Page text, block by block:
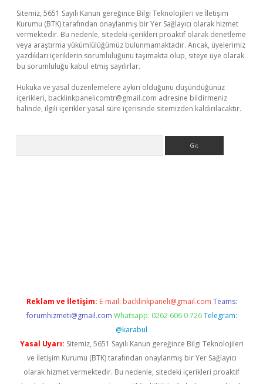
Sitemiz, 5651 Sayılı Kanun gereğince Bilgi Teknolojileri ve İletişim
Kurumu (BTK) tarafından onaylanmış bir Yer Sağlayıcı olarak hizmet
vermektedir. Bu nedenle, sitedeki içerikleri proaktif olarak denetleme
veya araştırma yükümlülüğümüz bulunmamaktadır. Ancak, üyelerimiz
yazdıkları içeriklerin sorumluluğunu taşımakta olup, siteye üye olarak
bu sorumluluğu kabul etmiş sayılırlar.
Hukuka ve yasal düzenlemelere aykırı olduğunu düşündüğünüz
içerikleri, backlinkpanelicomtr@gmail.com adresine bildirmeniz
halinde, ilgili içerikler yasal süre içerisinde sitemizden kaldırılacaktır.
Reklam ve İletişim: E-mail: backlinkpaneli@gmail.com Teams:
forumhizmeti@gmail.com Whatsapp: 0262 606 0 726 Telegram:
@karabul
Yasal Uyarı: Sitemiz, 5651 Sayılı Kanun gereğince Bilgi Teknolojileri
ve İletişim Kurumu (BTK) tarafından onaylanmış bir Yer Sağlayıcı
olarak hizmet vermektedir. Bu nedenle, sitedeki içerikleri proaktif